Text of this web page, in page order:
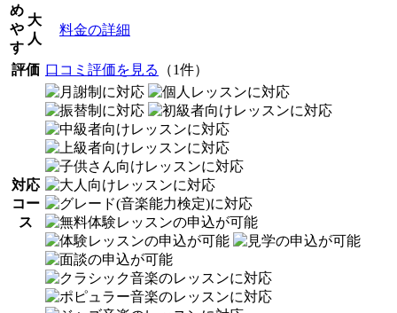
め
や
す
大
人
料金の詳細
評価 口コミ評価を見る （1件）
対応
コー
ス